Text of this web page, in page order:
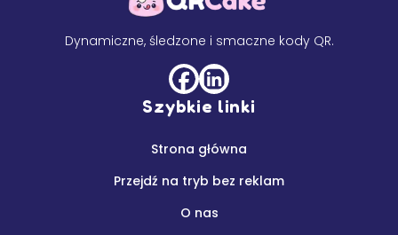
Dynamiczne, śledzone i smaczne kody QR.
Szybkie linki
Strona główna
Przejdź na tryb bez reklam
O nas